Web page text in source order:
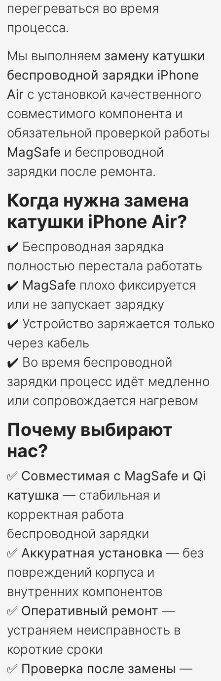
перегреваться во время
процесса.
Мы выполняем замену катушки
беспроводной зарядки iPhone
Air с установкой качественного
совместимого компонента и
обязательной проверкой работы
MagSafe и беспроводной
зарядки после ремонта.
Когда нужна замена
катушки iPhone Air?
✔️ Беспроводная зарядка
полностью перестала работать
✔️ MagSafe плохо фиксируется
или не запускает зарядку
✔️ Устройство заряжается только
через кабель
✔️ Во время беспроводной
зарядки процесс идёт медленно
или сопровождается нагревом
Почему выбирают
нас?
✅ Совместимая с MagSafe и Qi
катушка — стабильная и
корректная работа
беспроводной зарядки
✅ Аккуратная установка — без
повреждений корпуса и
внутренних компонентов
✅ Оперативный ремонт —
устраняем неисправность в
короткие сроки
✅ Проверка после замены —